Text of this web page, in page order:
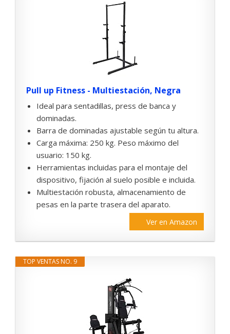
Pull up Fitness - Multiestación, Negra
Ideal para sentadillas, press de banca y
dominadas.
Barra de dominadas ajustable según tu altura.
Carga máxima: 250 kg. Peso máximo del
usuario: 150 kg.
Herramientas incluidas para el montaje del
dispositivo, fijación al suelo posible e incluida.
Multiestación robusta, almacenamiento de
pesas en la parte trasera del aparato.
Ver en Amazon
TOP VENTAS NO. 9